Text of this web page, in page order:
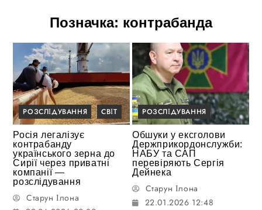
Позначка: контрабанда
РОЗСЛІДУВАННЯ СВІТ
Росія легалізує
контрабанду
українського зерна до
Сирії через приватні
компанії —
розслідування
Старун Ілона
РОЗСЛІДУВАННЯ
Обшуки у ексголови
Держприкордонслужби:
НАБУ та САП
перевіряють Сергія
Дейнека
Старун Ілона
22.01.2026 12:48